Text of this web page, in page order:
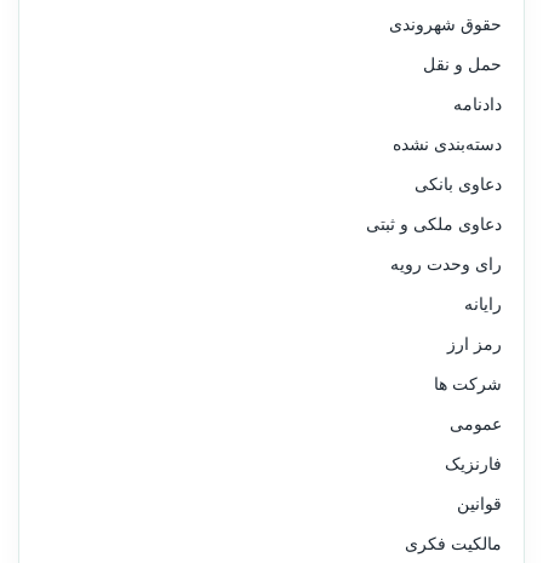
حقوق شهروندی
حمل و نقل
دادنامه
دسته‌بندی نشده
دعاوی بانکی
دعاوی ملکی و ثبتی
رای وحدت رویه
رایانه
رمز ارز
شرکت ها
عمومی
فارنزیک
قوانین
مالکیت فکری